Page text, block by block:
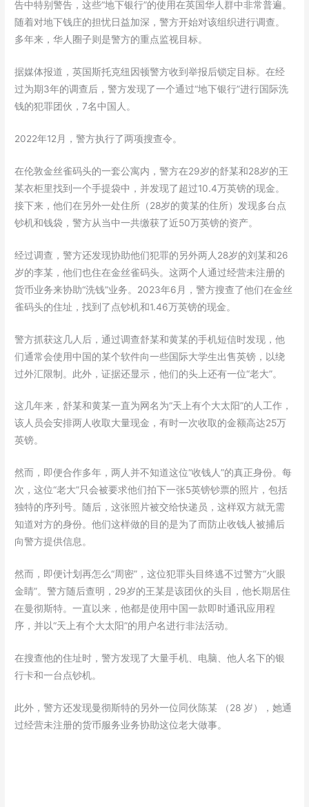
告中特别警告，这些“地下银行”的使用在英国华人群中非常普遍。
随着对地下钱庄的担忧日益加深，警方开始对该组织进行调查。
多年来，华人圈子则是警方的重点监视目标。
据媒体报道，英国斯托克纽因顿警方收到举报后锁定目标。在经
过为期3年的调查后，警方发现了一个通过“地下银行”进行国际洗
钱的犯罪团伙，7名中国人。
2022年12月，警方执行了两项搜查令。
在伦敦金丝雀码头的一套公寓内，警方在29岁的舒某和28岁的王
某衣柜里找到一个手提袋中，并发现了超过10.4万英镑的现金。
接下来，他们在另外一处住所（28岁的黄某的住所）发现多台点
钞机和钱袋，警方从当中一共缴获了近50万英镑的资产。
经过调查，警方还发现协助他们犯罪的另外两人28岁的刘某和26
岁的李某，他们也住在金丝雀码头。这两个人通过经营未注册的
货币业务来协助“洗钱”业务。2023年6月，警方搜查了他们在金丝
雀码头的住址，找到了点钞机和1.46万英镑的现金。
警方抓获这几人后，通过调查舒某和黄某的手机短信时发现，他
们通常会使用中国的某个软件向一些国际大学生出售英镑，以绕
过外汇限制。此外，证据还显示，他们的头上还有一位“老大”。
这几年来，舒某和黄某一直为网名为“天上有个大太阳”的人工作，
该人员会安排两人收取大量现金，有时一次收取的金额高达25万
英镑。
然而，即便合作多年，两人并不知道这位“收钱人”的真正身份。每
次，这位“老大”只会被要求他们拍下一张5英镑钞票的照片，包括
独特的序列号。随后，这张照片被交给快递员，这样双方就无需
知道对方的身份。他们这样做的目的是为了而防止收钱人被捕后
向警方提供信息。
然而，即便计划再怎么“周密”，这位犯罪头目终逃不过警方“火眼
金睛”。警方随后查明，29岁的王某是该团伙的头目，他长期居住
在曼彻斯特。一直以来，他都是使用中国一款即时通讯应用程
序，并以“天上有个大太阳”的用户名进行非法活动。
在搜查他的住址时，警方发现了大量手机、电脑、他人名下的银
行卡和一台点钞机。
此外，警方还发现曼彻斯特的另外一位同伙陈某 （28 岁），她通
过经营未注册的货币服务业务协助这位老大做事。